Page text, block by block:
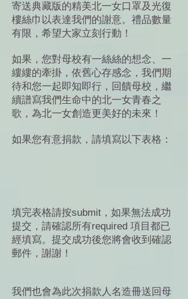
寄送典藏版的精美北一女口罩及光復
樓絲巾以表達我們的謝意。禮品數量
有限，希望大家立刻行動！
如果，您對母校有一絲絲的想念、一
縷縷的牽掛，依舊心存感念，我們期
待和您一起即知即行，回饋母校，繼
續譜寫我們生命中的北一女青春之
歌，為北一女創造更美好的未來！
如果您有意捐款，請填寫以下表格：
填完表格請按submit，如果無法成功
提交，請確認所有required 項目都已
經填寫。提交成功後您將會收到確認
郵件，謝謝！
我們也會為此次捐款人名造冊送回母